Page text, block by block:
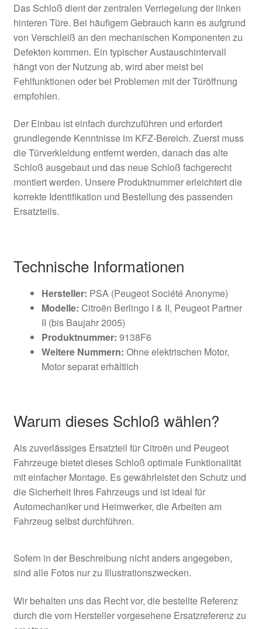
Das Schloß dient der zentralen Verriegelung der linken
hinteren Türe. Bei häufigem Gebrauch kann es aufgrund
von Verschleiß an den mechanischen Komponenten zu
Defekten kommen. Ein typischer Austauschintervall
hängt von der Nutzung ab, wird aber meist bei
Fehlfunktionen oder bei Problemen mit der Türöffnung
empfohlen.
Der Einbau ist einfach durchzuführen und erfordert
grundlegende Kenntnisse im KFZ-Bereich. Zuerst muss
die Türverkleidung entfernt werden, danach das alte
Schloß ausgebaut und das neue Schloß fachgerecht
montiert werden. Unsere Produktnummer erleichtert die
korrekte Identifikation und Bestellung des passenden
Ersatzteils.
Technische Informationen
Hersteller: PSA (Peugeot Société Anonyme)
Modelle: Citroën Berlingo I & II, Peugeot Partner
II (bis Baujahr 2005)
Produktnummer: 9138F6
Weitere Nummern: Ohne elektrischen Motor,
Motor separat erhältlich
Warum dieses Schloß wählen?
Als zuverlässiges Ersatzteil für Citroën und Peugeot
Fahrzeuge bietet dieses Schloß optimale Funktionalität
mit einfacher Montage. Es gewährleistet den Schutz und
die Sicherheit Ihres Fahrzeugs und ist ideal für
Automechaniker und Heimwerker, die Arbeiten am
Fahrzeug selbst durchführen.
Sofern in der Beschreibung nicht anders angegeben,
sind alle Fotos nur zu Illustrationszwecken.
Wir behalten uns das Recht vor, die bestellte Referenz
durch die vom Hersteller vorgesehene Ersatzreferenz zu